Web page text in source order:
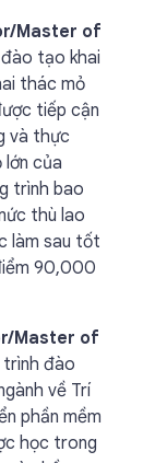
Master of
tạo khai
thác mỏ
tiếp cận
và thực
của
trình bao
thù lao
làm sau tốt
90,000
Master of
trình đào
về Trí
phần mềm
học trong